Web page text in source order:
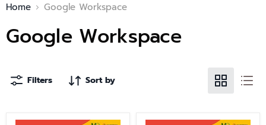
Home Google Workspace
Google Workspace
Filters Sort by